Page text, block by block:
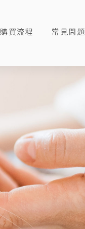
購買流程 常見問題